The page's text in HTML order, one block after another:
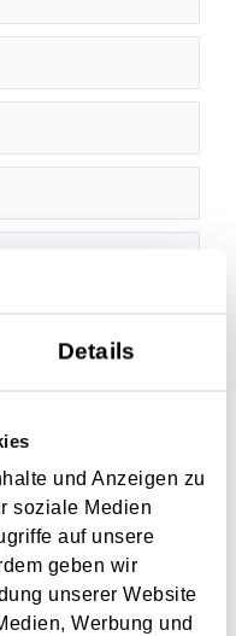
Details
und Anzeigen zu
soziale Medien
auf unsere
geben wir
unserer Website
Werbung und